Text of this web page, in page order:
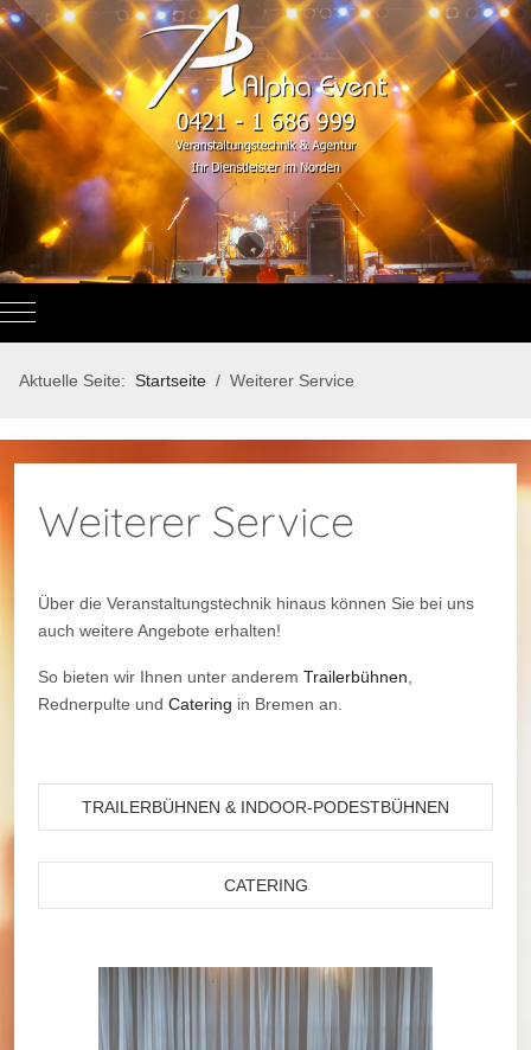
Mobile Menu Toggle
Aktuelle Seite: Startseite Weiterer Service
Weiterer Service
Über die Veranstaltungstechnik hinaus können Sie bei uns
auch weitere Angebote erhalten!
So bieten wir Ihnen unter anderem Trailerbühnen
Rednerpulte und Catering in Bremen an.
TRAILERBÜHNEN & INDOOR-PODESTBÜHNEN
CATERING